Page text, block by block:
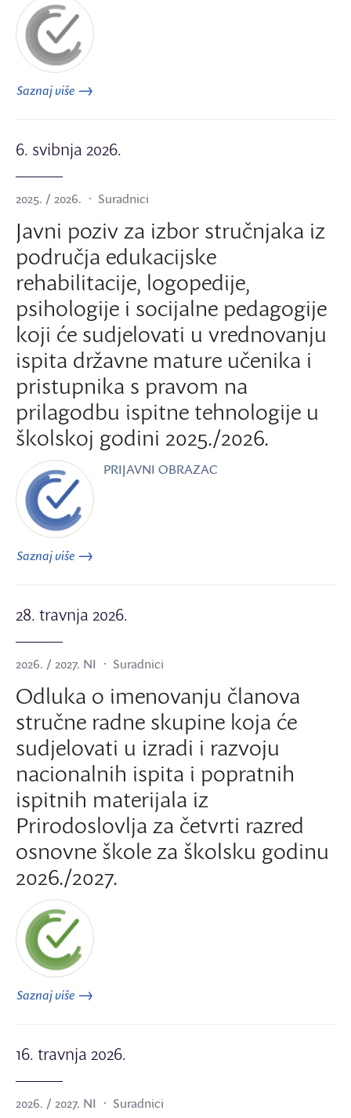
Saznaj više
6. svibnja 2026.
2025. / 2026. Suradnici
Javni poziv za izbor stručnjaka iz
područja edukacijske
rehabilitacije, logopedije,
psihologije i socijalne pedagogije
koji će sudjelovati u vrednovanju
ispita državne mature učenika i
pristupnika s pravom na
prilagodbu ispitne tehnologije u
školskoj godini 2025./2026.
PRIJAVNI OBRAZAC
Saznaj više
28. travnja 2026.
2026. / 2027. NI Suradnici
Odluka o imenovanju članova
stručne radne skupine koja će
sudjelovati u izradi i razvoju
nacionalnih ispita i popratnih
ispitnih materijala iz
Prirodoslovlja za četvrti razred
osnovne škole za školsku godinu
2026./2027.
Saznaj više
16. travnja 2026.
2026. / 2027. NI Suradnici